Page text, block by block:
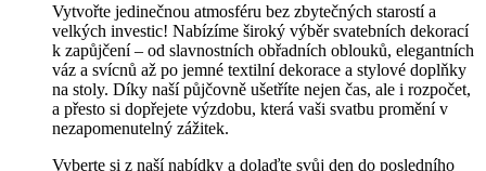
Vytvořte jedinečnou atmosféru bez zbytečných starostí a
velkých investic! Nabízíme široký výběr svatebních dekorací
k zapůjčení – od slavnostních obřadních oblouků, elegantních
váz a svícnů až po jemné textilní dekorace a stylové doplňky
na stoly. Díky naší půjčovně ušetříte nejen čas, ale i rozpočet,
a přesto si dopřejete výzdobu, která vaši svatbu promění v
nezapomenutelný zážitek.
Vyberte si z naší nabídky a dolaďte svůj den do posledního